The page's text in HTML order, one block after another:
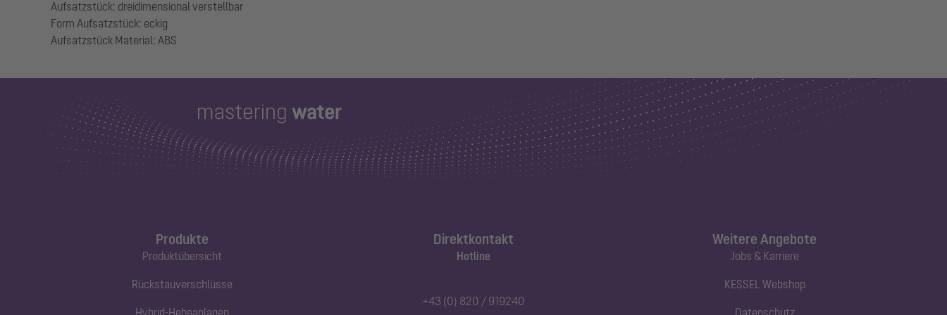
Aufsatzstück: dreidimensional verstellbar
Form Aufsatzstück: eckig
Produkte
Produktübersicht
Rückstauverschlüsse
Hybrid-Hebeanlagen
Direktkontakt
Hotline
+43 (0) 820 / 919240
Weitere Angebote
Jobs & Karriere
KESSEL Webshop
Datenschutz